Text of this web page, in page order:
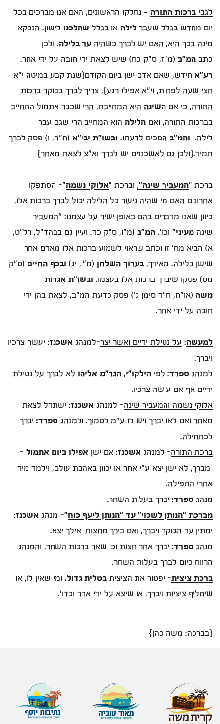
לגבי ברכות התורה - נחלקו הראשונים, האם אנו מברכים בכל
יום מחדש בגלל שעבר לילה או בגלל שהלכנו לישון. הנפקא
מינה בכך היא, האם יש לברך כשהיה ער בלילה. ולכן
כתב המ”ב (מ”ז, ס”ק כח) שיש לצאת ידי חובה על ידי אחר.
רע”א חידש, שאם אדם ישן ביום הקודם{שנת קבע במיטה י"א
חצי שעה לפחות, וי"א אפילו רגע}, צריך לברך בבוקר ברכות
התורה, כי אם השינה היא המחייבת, הרי שכבר אתמול התחייב
בברכות התורה, ואם הלילה הוא המחייב הרי שגם עבר
לילה. והמ”ב הסכים לדעתו. ובשו”ת יבי”א (ח”ה, ו) פסק לברך
תמיד.{ולכן גם לאשכנזים יש לברך וא"צ לצאת מאחר}
ברכת "המעביר שינה", וברכת "אלוקי נשמה"- הסתפקו
אחרונים האם מי שהיה ניעור כל הלילה יכול לברך ברכות אלו,
כיוון שאנו מדברים בהם באופן ישיר על עצמנו: “המעביר
שינה מעיני” וכו’. המ”ב (מ”ו, ס”ק כד. ועיין גם בבהד”ל, רל”ט,
א) הביא מח’ זו וכתב שראוי לשמוע ברכות אלו מאדם אחר
שישן בלילה. מאידך, בערוך השלחן (מ”ו, יג) ובכף החיים (ס”ק
מט) פסקו שיברך ברכות אלו בעצמו. ובשו”ת אגרות
משה (או”ח, ח”ד סימן ג’) פסק כדעת המ”ב, לצאת בהן ידי
חובה על ידי אחר.
למעשה: על נטילת ידיים ואשר יצר-למנהג אשכנז: יעשה צרכיו
ויברך.
למנהג ספרד: לפי הילקו"י, הגר"מ אליהו לא לברך על נטילת
ידיים אף אם עושה צרכיו.
אלוקי נשמה והמעביר שינה- למנהג אשכנז: ישתדל לצאת
מאחר ואם לאו יברך ויש לו ע"מ לסמוך. ולמנהג ספרד: יברך
לכתחילה.
ברכת התורה- למנהג אשכנז: אם ישן אפילו ביום אתמול –
מברך, לא ישן יצא ע”י אחר או יכוון באהבת עולם, וילמד מיד
אחרי התפילה.
מנהג ספרד: יברך בעלות השחר.
מברכת “הנותן לשכוי” עד “הנותן ליעף כוח”– מנהג אשכנז:
ימתין עד הבוקר ויברך, ואם בירך מחצות ואילך יצא.
מנהג ספרד: יברך אחר חצות וכן שאר ברכות השחר, והמנהג
הרווח כיום לברך בעלות השחר.
ברכת ציצית- יפטור את הציצית בטלית גדול. ומי שאין לו, או
שיחליף ציציות ויברך, או שיצא על ידי אחר וכדו'.
{בברכה: משה כהן}